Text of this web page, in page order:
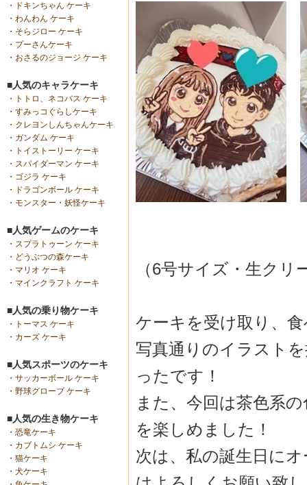
・
ドキンちゃん ケーキ
・ わんわん ケーキ
・ そらジロー ケーキ
・ プーさんケーキ
・ おさるのジョージ ケーキ
■人気のキャラケーキ
・
トトロ、ネコバス ケーキ
・ すみっコぐらしケーキ
・ クレヨンしんちゃんケーキ
・ ガンダム ケーキ
・
トイストーリー ケーキ
・ スパイダーマン ケーキ
・ ゴジラ ケーキ
・
ドラゴンボール ケーキ
・ モンスター・妖怪ケーキ
■人気ゲームのケーキ
・ スプラトゥーン ケーキ
・ どうぶつの森ケーキ
・ マリオ ケーキ
・ マインクラフト ケーキ
■人気の乗り物ケーキ
・
トーマス ケーキ
・ カーズ ケーキ
■人気スポーツのケーキ
・ サッカーボール ケーキ
・ 野球グローブ ケーキ
■人気の生き物ケーキ
・ 恐竜ケーキ
・ カブトムシ ケーキ
・ 猫ケーキ
・ 犬ケーキ
（6号サイズ・生ク
ケーキを受け取り、
写真通りのイラスト
ったです！
また、今回は茶色系
を楽しめました！
次は、私の誕生日に